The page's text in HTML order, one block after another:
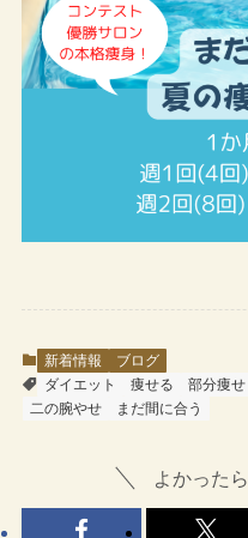
新着情報
ブログ
ダイエット
痩せる 部分痩せ
二の腕やせ
まだ間に合う
よかった